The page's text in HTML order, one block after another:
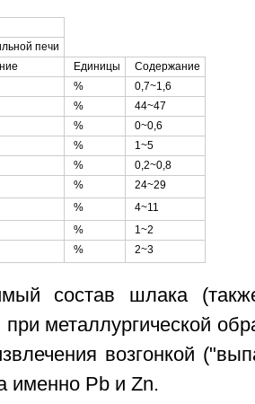
печи
Единицы
Содержание
%
0,7~1,6
%
44~47
%
0~0,6
%
1~5
%
0,2~0,8
%
24~29
%
4~11
%
1~2
% 2~3
состав шлака
при металлургической
возгонкой
именно Рb и Zn.